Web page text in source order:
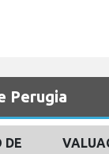
Perugia
DE